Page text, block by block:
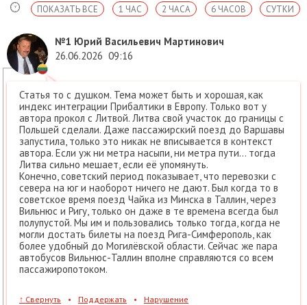
СУТКИ
6 ЧАСОВ
2 ЧАСА
1 ЧАС
ПОКАЗАТЬ ВСЕ
№1 Юрий Васильевич Мартинович
26.06.2026 09:16
Статья то с душком. Тема может быть и хорошая, как
индекс интеграции Прибалтики в Европу. Только вот у
автора прокол с Литвой. Литва свой участок до границы с
Польшей сделали. Даже пассажирский поезд до Варшавы
запустила, только это никак не вписывается в контекст
автора. Если уж ни метра насыпи, ни метра пути... тогда
Литва сильно мешает, если её упомянуть.
Конечно, советский период показывает, что перевозки с
севера на юг и наоборот ничего не дают. Был когда то в
советское время поезд Чайка из Минска в Таллин, через
Вильнюс и Ригу, только он даже в те времена всегда был
полупустой. Мы им и пользовались только тогда, когда не
могли достать билеты на поезд Рига-Симферополь, как
более удобный до Могилёвской области. Сейчас же пара
автобусов Вильнюс-Таллин вполне справляются со всем
пассажиропотоком.
↑ Свернуть • Поддержать • Нарушение